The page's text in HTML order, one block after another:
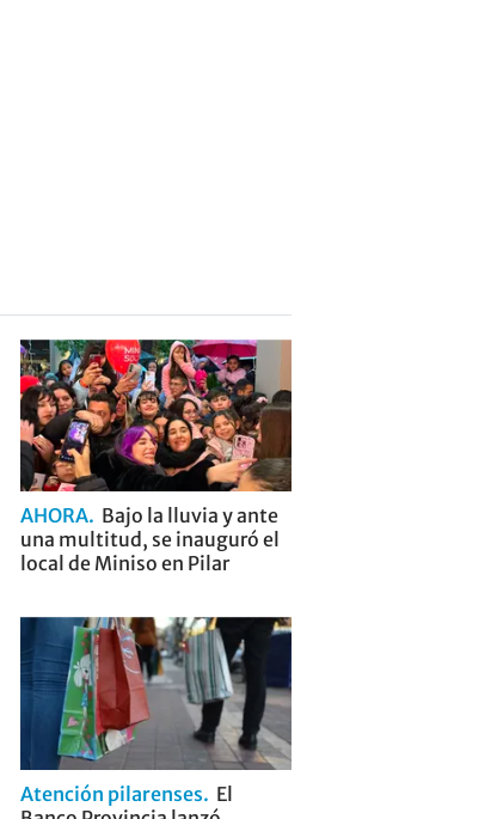
AHORA
Bajo la lluvia y ante
una multitud, se inauguró el
local de Miniso en Pilar
Atención pilarenses
El